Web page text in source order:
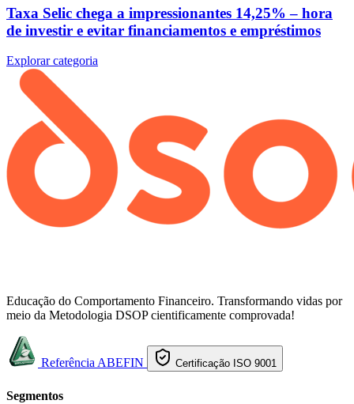
Taxa Selic chega a impressionantes 14,25% – hora
de investir e evitar financiamentos e empréstimos
Explorar categoria
Educação do Comportamento Financeiro. Transformando vidas por
meio da Metodologia DSOP cientificamente comprovada!
Referência ABEFIN Certificação ISO 9001
Segmentos